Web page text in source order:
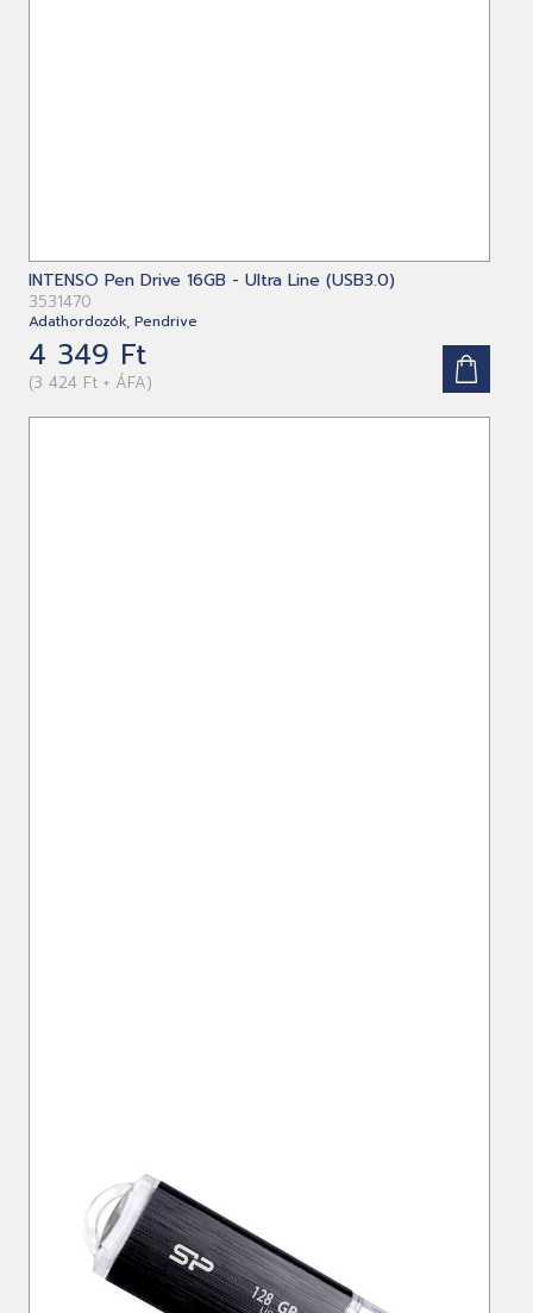
INTENSO Pen Drive 16GB - Ultra Line (USB3.0)
3531470
Adathordozók, Pendrive
4 349 Ft
(3 424 Ft + ÁFA)